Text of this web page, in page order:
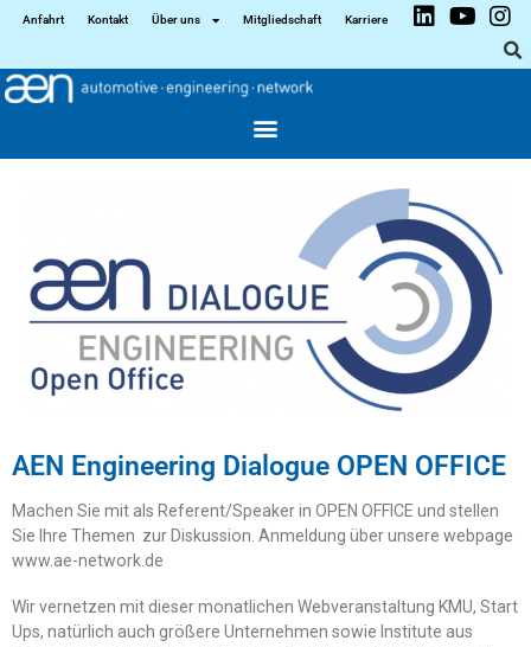
Anfahrt Kontakt Über uns Mitgliedschaft Karriere
AEN Engineering Dialogue OPEN OFFICE
Machen Sie mit als Referent/Speaker in OPEN OFFICE und stellen
Sie Ihre Themen zur Diskussion. Anmeldung über unsere webpage
www.ae-network.de
Wir vernetzen mit dieser monatlichen Webveranstaltung KMU, Start
Ups, natürlich auch größere Unternehmen sowie Institute aus